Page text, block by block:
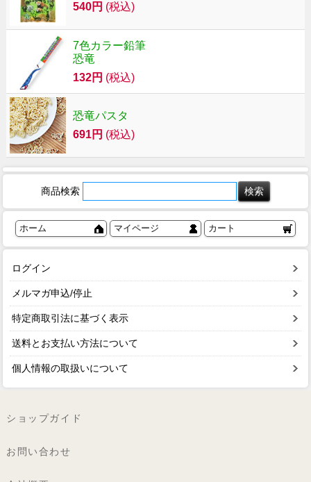
540円 (税込)
7色カラー鉛筆
恐竜
132円 (税込)
恐竜パスタ
691円 (税込)
商品検索
ホーム マイページ カート
ログイン
メルマガ申込/停止
特定商取引法に基づく表示
送料とお支払い方法について
個人情報の取扱いについて
ショップガイド
お問い合わせ